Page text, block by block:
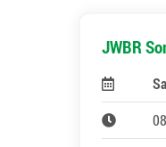
JWBR